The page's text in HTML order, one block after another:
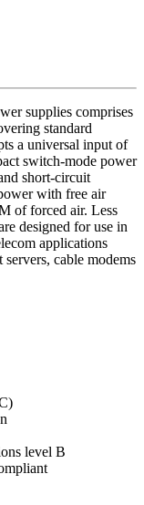
supplies comprises
standard
a universal input of
switch-mode power
short-circuit
with free air
of forced air. Less
designed for use in
applications
cable modems
level B